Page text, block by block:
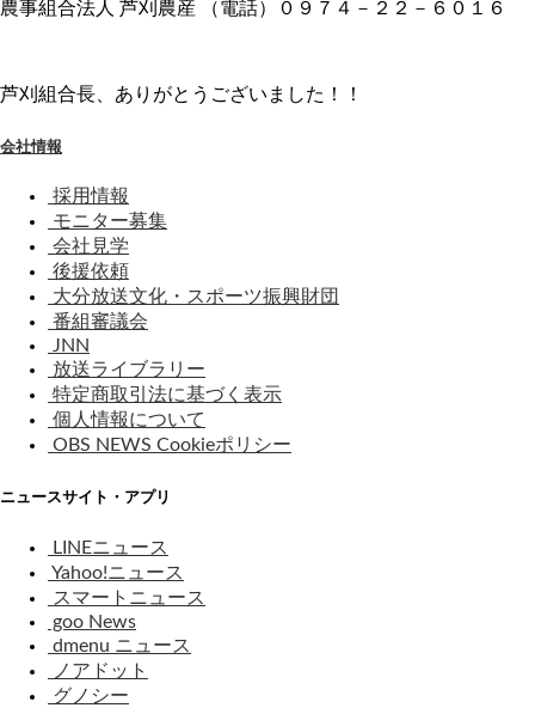
農事組合法人 芦刈農産 （電話）０９７４－２２－６０１６
芦刈組合長、ありがとうございました！！
会社情報
採用情報
モニター募集
会社見学
後援依頼
大分放送文化・スポーツ振興財団
番組審議会
JNN
放送ライブラリー
特定商取引法に基づく表示
個人情報について
OBS NEWS Cookieポリシー
ニュースサイト・アプリ
LINEニュース
Yahoo!ニュース
スマートニュース
goo News
dmenu ニュース
ノアドット
グノシー